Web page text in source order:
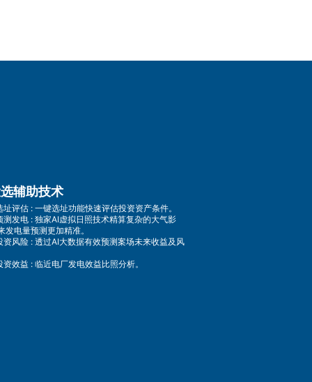
辅助技术
址评估 : 一键选址功能快速评估投资资产条件。
测发电 : 独家AI虚拟日照技术精算复杂的大气影
发电量预测更加精准。
资风险 : 透过AI大数据有效预测案场未来收益及风
资效益 : 临近电厂发电效益比照分析。